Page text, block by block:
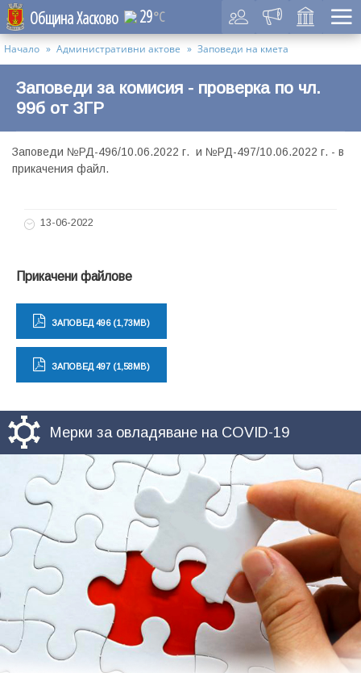
Община Хасково 29°C
Начало Административни актове Заповеди на кмета
Заповеди за комисия - проверка по чл.
99б от ЗГР
Заповеди №РД-496/10.06.2022 г. и №РД-497/10.06.2022 г. - в
прикачения файл.
13-06-2022
Прикачени файлове
ЗАПОВЕД 496 (1,73MB)
ЗАПОВЕД 497 (1,58MB)
Мерки за овладяване на COVID-19